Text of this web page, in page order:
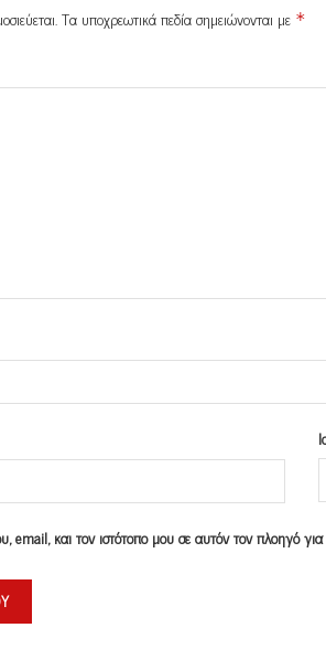
Τα υποχρεωτικά πεδία σημειώνονται με *
email, και τον ιστότοπο μου σε αυτόν τον πλοηγό